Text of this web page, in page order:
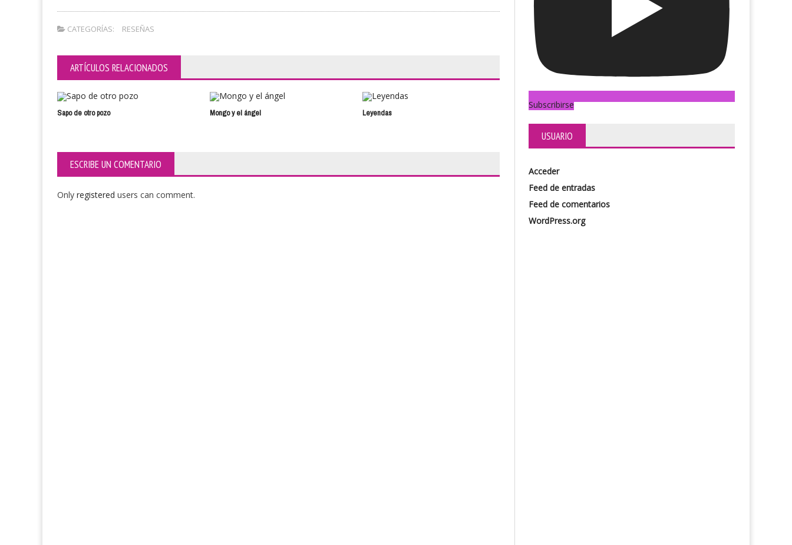
CATEGORÍAS: RESEÑAS
ARTÍCULOS RELACIONADOS
Sapo de otro pozo Mongo y el ángel Leyendas Secretos a la luz
ESCRIBE UN COMENTARIO
Only registered users can comment.
Subscribirse
USUARIO
Acceder
Feed de entradas
Feed de comentarios
WordPress.org